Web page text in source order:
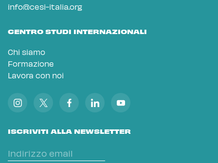
info@cesi-italia.org
CENTRO STUDI INTERNAZIONALI
Chi siamo
Formazione
Lavora con noi
ISCRIVITI ALLA NEWSLETTER